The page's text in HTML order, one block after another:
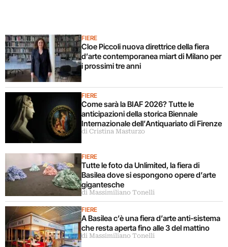
FIERE
Cloe Piccoli nuova direttrice della fiera
d’arte contemporanea miart di Milano per
i prossimi tre anni
FIERE
Come sarà la BIAF 2026? Tutte le
anticipazioni della storica Biennale
Internazionale dell’Antiquariato di Firenze
di Cristina Masturzo
FIERE
Tutte le foto da Unlimited, la fiera di
Basilea dove si espongono opere d’arte
gigantesche
di Massimiliano Tonelli
FIERE
A Basilea c’è una fiera d’arte anti-sistema
che resta aperta fino alle 3 del mattino
di Massimiliano Tonelli